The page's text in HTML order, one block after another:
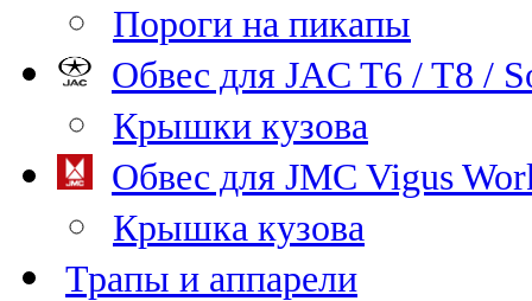
Пороги на пикапы
Обвес для JAC T6 / T8 /
Крышки кузова
Обвес для JMC Vigus
Крышка кузова
Трапы и аппарели